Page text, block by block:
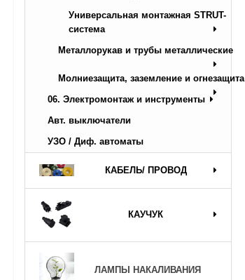
Универсальная монтажная STRUT-
система
Металлорукав и трубы металлические
Молниезащита, заземление и огнезащита
06. Электромонтаж и инструменты
Авт. выключатели
УЗО / Диф. автоматы
КАБЕЛЬ/ ПРОВОД
КАУЧУК
ЛАМПЫ НАКАЛИВАНИЯ